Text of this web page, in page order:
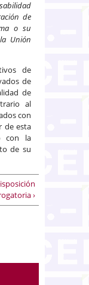
de
o su
Unión
de
de
de
al
con
de esta
con la
de su
›